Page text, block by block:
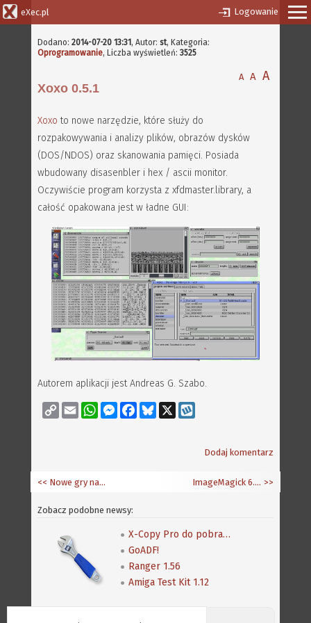
eXec.pl Logowanie
Dodano: 2014-07-20 13:31 , Autor: st, Kategoria:
Oprogramowanie, Liczba wyświetleń: 3525
A A A
Xoxo 0.5.1
Xoxo to nowe narzędzie, które służy do
rozpakowywania i analizy plików, obrazów dysków
(DOS/NDOS) oraz skanowania pamięci. Posiada
wbudowany disasenbler i hex / ascii monitor.
Oczywiście program korzysta z xfdmaster.library, a
całość opakowana jest w ładne GUI:
Autorem aplikacji jest Andreas G. Szabo.
Copy
Link
Email WhatsAppMessenger
FacebookBluesky
X
Dodaj komentarz
ImageMagick 6.8.9-5 >>
<< Nowe gry na klasyka: Donkey Downfall, Flappy Bird i Chaos Guns
Zobacz podobne newsy:
X-Copy Pro do pobrania także z Amiga Future
GoADF!
Ranger 1.56
Amiga Test Kit 1.12